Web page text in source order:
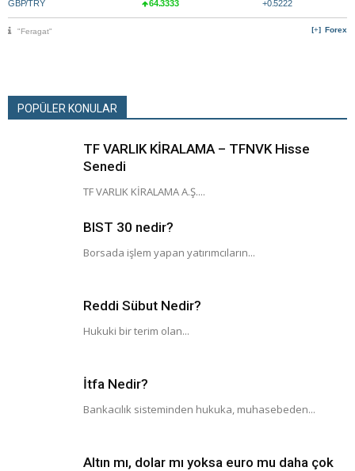
GBP/TRY 64.3333 +0.5222
Forex
"Feragat"
POPÜLER KONULAR
TF VARLIK KİRALAMA – TFNVK Hisse
Senedi
TF VARLIK KİRALAMA A.Ş....
BIST 30 nedir?
Borsada işlem yapan yatırımcıların...
Reddi Sübut Nedir?
Hukuki bir terim olan...
İtfa Nedir?
Bankacılık sisteminden hukuka, muhasebeden...
Altın mı, dolar mı yoksa euro mu daha çok